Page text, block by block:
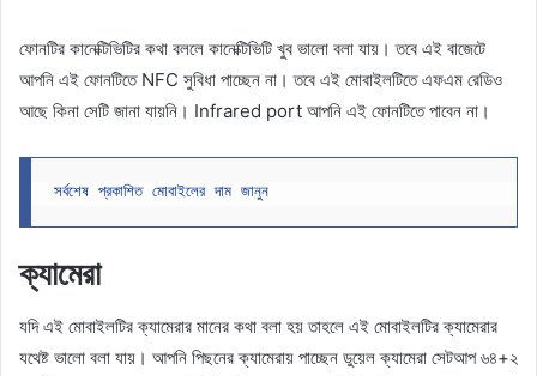
ফোনটির কানেক্টিভিটির কথা বললে কানেক্টিভিটি খুব ভালো বলা যায়। তবে এই বাজেটে
আপনি এই ফোনটিতে NFC সুবিধা পাচ্ছেন না। তবে এই মোবাইলটিতে এফএম রেডিও
আছে কিনা সেটি জানা যায়নি। Infrared port আপনি এই ফোনটিতে পাবেন না।
সর্বশেষ প্রকাশিত মোবাইলের দাম জানুন
ক্যামেরা
যদি এই মোবাইলটির ক্যামেরার মানের কথা বলা হয় তাহলে এই মোবাইলটির ক্যামেরার
যথেষ্ট ভালো বলা যায়। আপনি পিছনের ক্যামেরায় পাচ্ছেন ডুয়েল ক্যামেরা সেটআপ ৬৪+২